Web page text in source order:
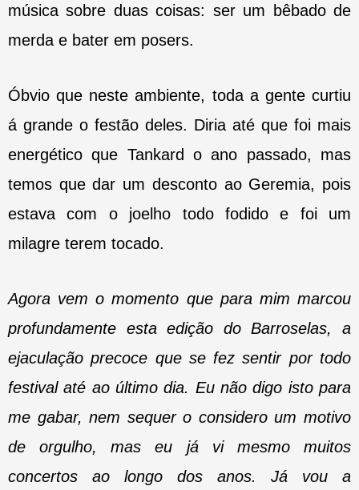
música sobre duas coisas: ser um bêbado de
merda e bater em posers.
Óbvio que neste ambiente, toda a gente curtiu
á grande o festão deles. Diria até que foi mais
energético que Tankard o ano passado, mas
temos que dar um desconto ao Geremia, pois
estava com o joelho todo fodido e foi um
milagre terem tocado.
Agora vem o momento que para mim marcou
profundamente esta edição do Barroselas, a
ejaculação precoce que se fez sentir por todo
festival até ao último dia. Eu não digo isto para
me gabar, nem sequer o considero um motivo
de orgulho, mas eu já vi mesmo muitos
concertos ao longo dos anos. Já vou a